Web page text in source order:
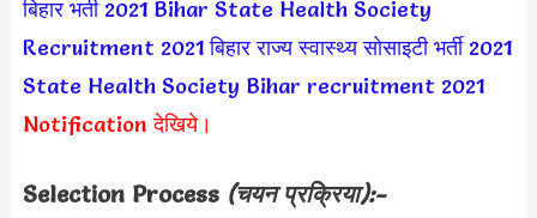
बिहार भर्ती 2021 Bihar State Health Society
Recruitment 2021 बिहार राज्य स्वास्थ्य सोसाइटी भर्ती 2021
State Health Society Bihar recruitment 2021
Notification देखिये।
Selection Process (चयन प्रक्रिया):-